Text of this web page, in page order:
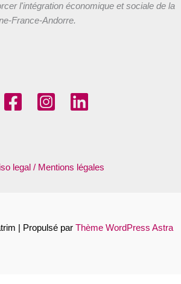
l'intégration économique et sociale de la
France-Andorre.
legal / Mentions légales
| Propulsé par Thème WordPress Astra